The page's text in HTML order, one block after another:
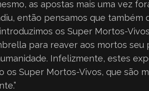
as apostas mais uma vez
então pensamos que também
os Super Mortos-
para reaver aos mortos seu
Infelizmente, estes
os Super Mortos-Vivos, que são